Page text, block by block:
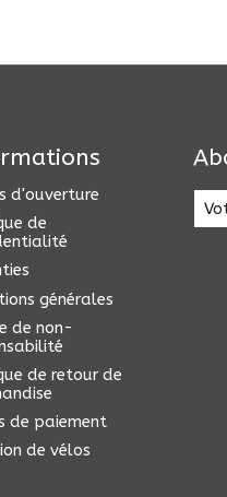
d'ouverture
de
générales
de non-
de retour de
de paiement
de vélos